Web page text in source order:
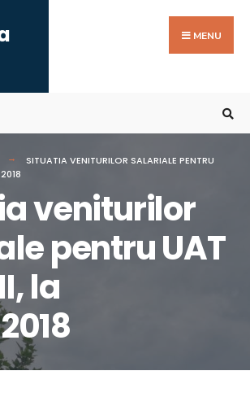
MENU
SITUATIA VENITURILOR SALARIALE PENTRU
veniturilor
pentru UAT
la